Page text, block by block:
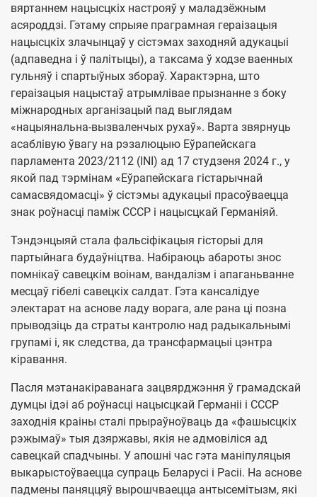
вяртаннем нацысцкіх настрояў у маладзёжным
асяроддзі. Гэтаму спрыяе праграмная гераізацыя
нацысцкіх злачынцаў у сістэмах заходняй адукацыі
(адпаведна і ў палітыцы), а таксама ў ходзе ваенных
гульняў і спартыўных збораў. Характэрна, што
гераізацыя нацыстаў атрымлівае прызнанне з боку
міжнародных арганізацый пад выглядам
«нацыянальна-вызваленчых рухаў». Варта звярнуць
асаблівую ўвагу на рэзалюцыю Еўрапейскага
парламента 2023/2112 (INI) ад 17 студзеня 2024 г., у
якой пад тэрмінам «Еўрапейскага гістарычнай
самасвядомасці» ў сістэмы адукацыі прасоўваецца
знак роўнасці паміж СССР і нацысцкай Германіяй.
Тэндэнцыяй стала фальсіфікацыя гісторыі для
партыйнага будаўніцтва. Набіраюць абароты знос
помнікаў савецкім воінам, вандалізм і апаганьванне
месцаў гібелі савецкіх салдат. Гэта кансалідуе
электарат на аснове ладу ворага, але рана ці позна
прыводзіць да страты кантролю над радыкальнымі
групамі і, як следства, да трансфармацыі цэнтра
кіравання.
Пасля мэтанакіраванага зацвярджэння ў грамадскай
думцы ідэі аб роўнасці нацысцкай Германіі і СССР
заходнія краіны сталі прыраўноўваць да «фашысцкіх
рэжымаў» тыя дзяржавы, якія не адмовіліся ад
савецкай спадчыны. У апошні час гэта маніпуляцыя
выкарыстоўваецца супраць Беларусі і Расiі. На аснове
падмены паняццяў вырошчваецца антысемітызм, які